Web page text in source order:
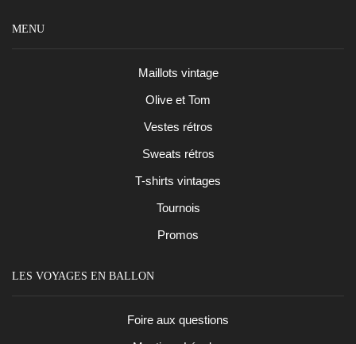
MENU
Maillots vintage
Olive et Tom
Vestes rétros
Sweats rétros
T-shirts vintages
Tournois
Promos
LES VOYAGES EN BALLON
Foire aux questions